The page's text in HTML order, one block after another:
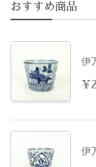
おすすめ商品
伊
¥
伊